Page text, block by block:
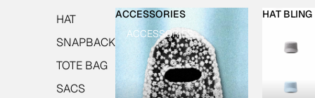
HAT
SNAPBACK
TOTE BAG
SACS
ACCESSORIES
ACCESSORIES
HAT BLING